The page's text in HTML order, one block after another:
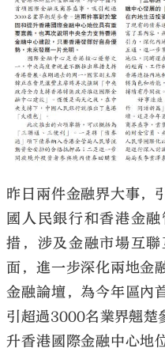
昨日兩件金融界大事，
國人民銀行和香港金
措，涉及金融市場互
面，進一步深化兩地金
金融論壇，為今年區內
引超過3000名業界翹楚
升香港國際金融中心地